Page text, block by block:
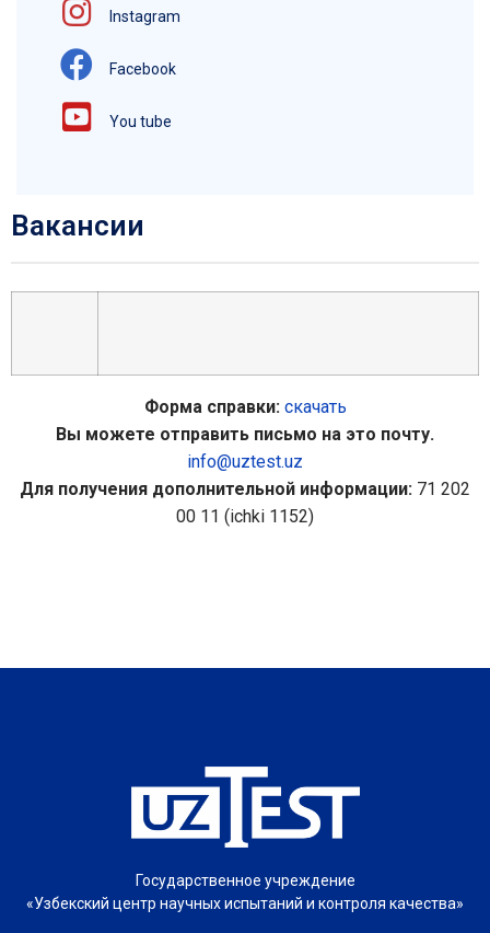
Instagram
Facebook
You tube
Вакансии
Форма справки: скачать
Вы можете отправить письмо на это почту.
info@uztest.uz
Для получения дополнительной информации: 71 202
00 11 (ichki 1152)
Государственное учреждение
«Узбекский центр научных испытаний и контроля качества»